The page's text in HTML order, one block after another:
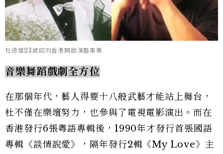
杜德偉23歲回到香港開啟演藝事業
音樂舞蹈戲劇全方位
在那個年代，藝人得要十八般武藝才能站上舞台，
杜不僅在樂壇努力，也參與了電視電影演出。而在
香港發行6張粵語專輯後，1990年才發行首張國語
專輯《談情說愛》，隔年發行2輯《My Love》主